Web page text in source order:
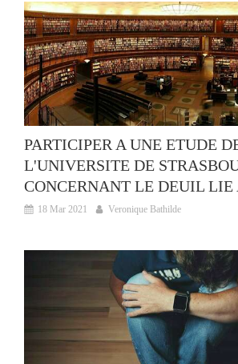
PARTICIPER A UNE ETUDE
L'UNIVERSITE DE
CONCERNANT LE DEUIL
18 Mar 2021 Veronique Bathilde